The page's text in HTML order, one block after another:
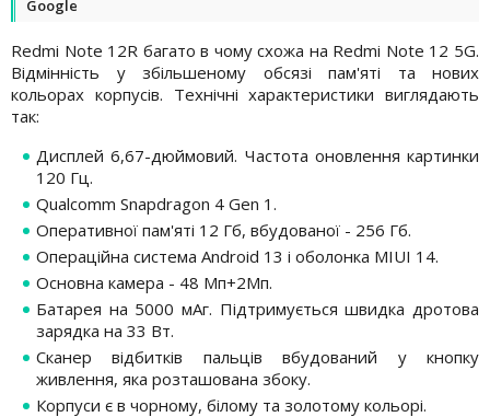
Google
Redmi Note 12R багато в чому схожа на Redmi Note 12 5G.
Відмінність у збільшеному обсязі пам'яті та нових
кольорах корпусів. Технічні характеристики виглядають
так:
Дисплей 6,67-дюймовий. Частота оновлення картинки
120 Гц.
Qualcomm Snapdragon 4 Gen 1.
Оперативної пам'яті 12 Гб, вбудованої - 256 Гб.
Операційна система Android 13 і оболонка MIUI 14.
Основна камера - 48 Мп+2Мп.
Батарея на 5000 мАг. Підтримується швидка дротова
зарядка на 33 Вт.
Сканер відбитків пальців вбудований у кнопку
живлення, яка розташована збоку.
Корпуси є в чорному, білому та золотому кольорі.